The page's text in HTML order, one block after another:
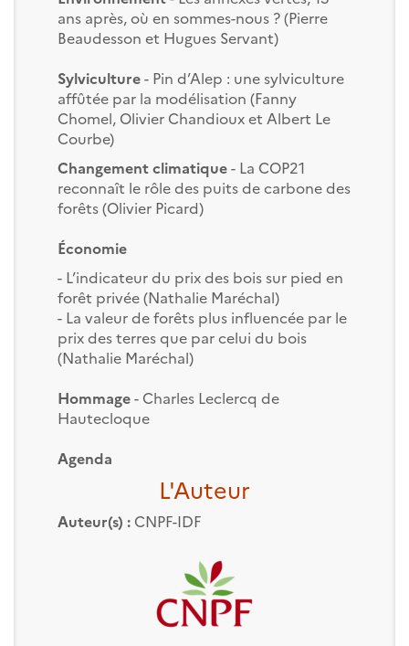
ans après, où en sommes-nous ? (Pierre
Beaudesson et Hugues Servant)
Sylviculture- Pin d’Alep : une sylviculture
affûtée par la modélisation (Fanny
Chomel, Olivier Chandioux et Albert Le
Courbe)
Changement climatique- La COP21
reconnaît le rôle des puits de carbone des
forêts (Olivier Picard)
Économie
- L’indicateur du prix des bois sur pied en
forêt privée (Nathalie Maréchal)
- La valeur de forêts plus influencée par le
prix des terres que par celui du bois
(Nathalie Maréchal)
Hommage- Charles Leclercq de
Hautecloque
Agenda
L'Auteur
Auteur(s) : CNPF-IDF